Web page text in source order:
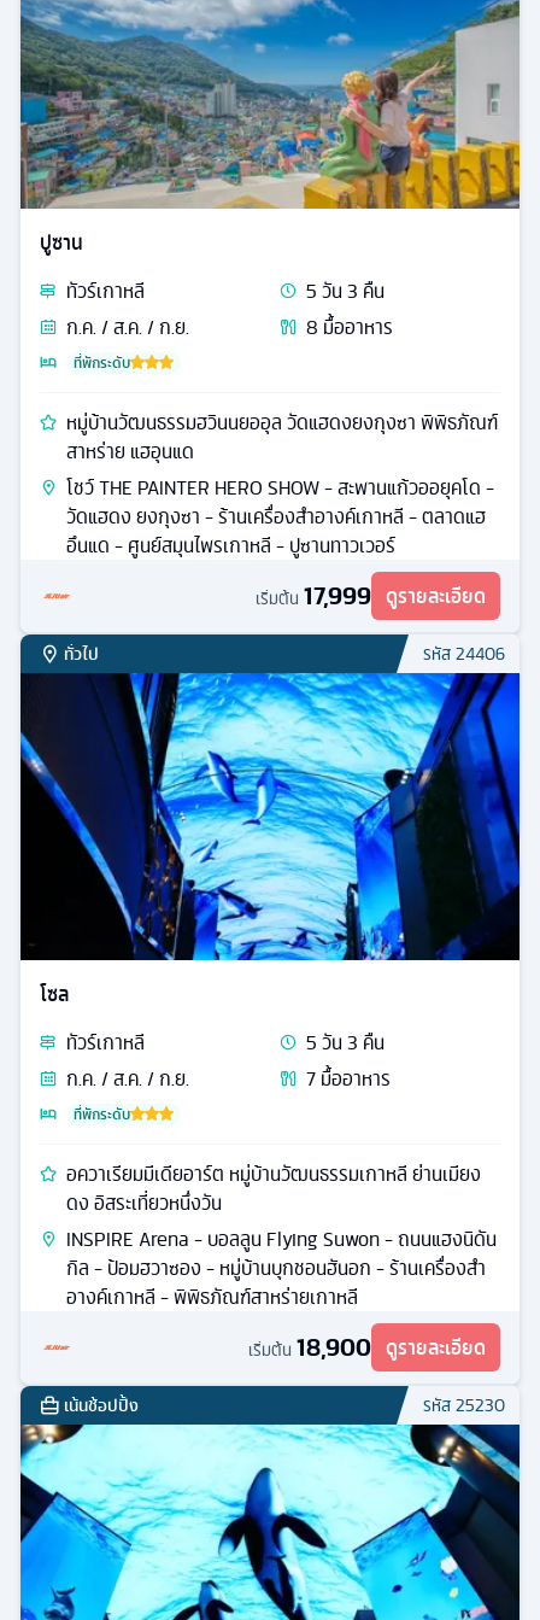
ปูซาน
ทัวร์เกาหลี 5วัน3 คืน
ก.ค. / ส.ค. / ก.ย.
8 มื้ออาหาร
ที่พักระดับ
หมู่บ้านวัฒนธรรมฮวินนยออุล วัดแฮดงยงกุงซา พิพิธภัณฑ์
สาหร่าย แฮอุนแด
โชว์ THE PAINTER HERO SHOW - สะพานแก้วออยุคโด -
วัดแฮดง ยงกุงซา - ร้านเครื่องสำอางค์เกาหลี - ตลาดแฮ
อึนแด - ศูนย์สมุนไพรเกาหลี - ปูซานทาวเวอร์
เริ่มต้น 17,999 ดูรายละเอียด
ทั่วไป รหัส24406
โซล
ทัวร์เกาหลี 5วัน3 คืน
ก.ค. / ส.ค. / ก.ย.
7มื้ออาหาร
ที่พักระดับ
อควาเรียมมีเดียอาร์ต หมู่บ้านวัฒนธรรมเกาหลี ย่านเมียง
ดง อิสระเที่ยวหนึ่งวัน
INSPIRE Arena - บอลลูน Flying Suwon - ถนนแฮงนิดัน
กิล - ป้อมฮวาซอง - หมู่บ้านบุกชอนฮันอก - ร้านเครื่องสำ
อางค์เกาหลี - พิพิธภัณฑ์สาหร่ายเกาหลี
เริ่มต้น 18,900 ดูรายละเอียด
เน้นช้อปปิ้ง รหัส25230